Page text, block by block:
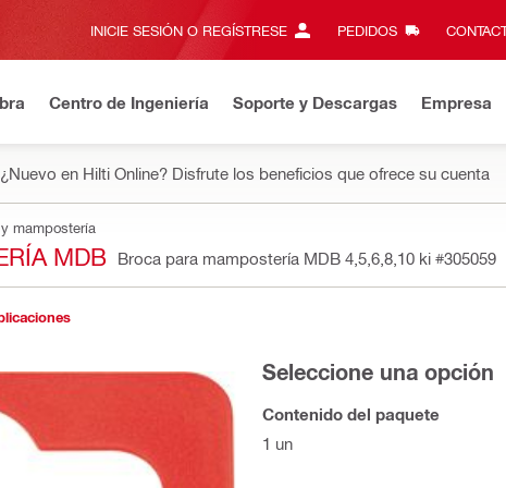
INICIE SESIÓN O REGÍSTRESE PEDIDOS
Centro de Ingeniería Soporte y Descargas Empresa
¿Nuevo en Hilti Online? Disfrute los beneficios que ofrece su cuenta
mampostería
MDB Broca para mampostería MDB 4,5,6,8,10 ki #305059
Seleccione una opción
Contenido del paquete
1 un